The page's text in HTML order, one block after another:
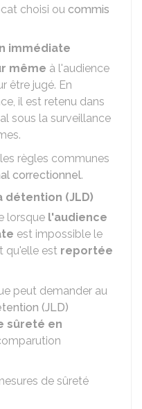
choisi ou commis
immédiate
même à l'audience
être jugé. En
il est retenu dans
sous la surveillance
règles communes
correctionnel.
détention (JLD)
lorsque l'audience
est impossible le
qu'elle est reportée
peut demander au
(JLD)
sûreté en
de sûreté